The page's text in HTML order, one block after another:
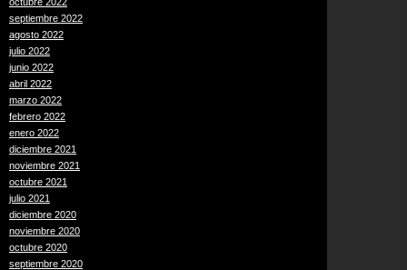
septiembre 2022
agosto 2022
julio 2022
junio 2022
abril 2022
marzo 2022
febrero 2022
enero 2022
diciembre 2021
noviembre 2021
octubre 2021
julio 2021
diciembre 2020
noviembre 2020
octubre 2020
septiembre 2020